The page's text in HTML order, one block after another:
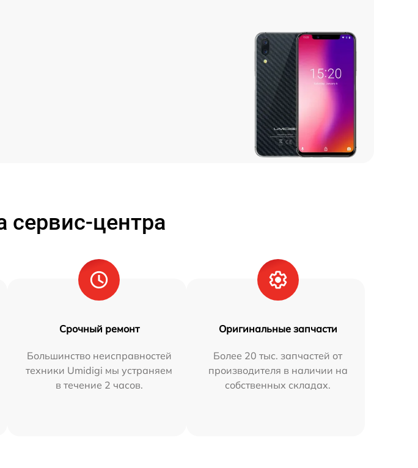
центра
Срочный ремонт
Большинство неисправностей
техники Umidigi мы устраняем
в течение 2 часов.
Оригинальные запчасти
Более 20 тыс. запчастей от
производителя в наличии на
собственных складах.